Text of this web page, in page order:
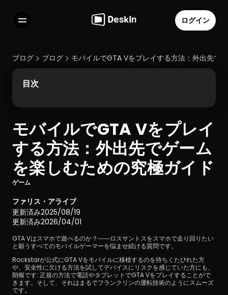
よくある質問
Select Language
利用規約
個人情報の取り扱いについて
ログイン
ブログ ブログ モバイルでGTA Vをプレイする方法：外出先で
モバイルでGTA Vをプレイ
する方法：外出先でゲーム
を楽しむための究極ガイド
ゲーム
ファリス・アライブ
更新済み2025/08/19
更新済み2026/04/01
GTA Vはスマホで遊べるのか？――ロスサントスをスマホで走り回りたい
と願うすべてのモバイルゲーマーを悩ませ続ける質問です。
Rockstarが公式にGTA Vをモバイルに移植するのを待ちくたびれた方
や、安全性に欠ける方法を試してデバイスにリスクを感じていた方にも、
朗報です: 正規の方法で電話やタブレットでGTA Vをプレイすることがで
きます。そして、それはまるでフランクリンの運転技術のようにスムーズ
です。
目次